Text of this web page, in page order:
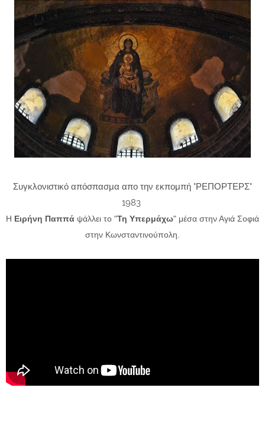
Συγκλονιστικό απόσπασμα απο την εκπομπή "ΡΕΠΟΡΤΕΡΣ"
1983
Η Ειρήνη Παππά ψάλλει το "Τη Υπερμάχω" μέσα στην Αγιά Σοφιά
στην Κωνσταντινούπολη.